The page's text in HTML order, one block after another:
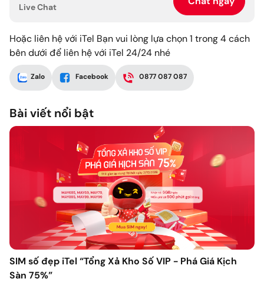
Live Chat
Hoặc liên hệ với iTel Bạn vui lòng lựa chọn 1 trong 4 cách
bên dưới để liên hệ với iTel 24/24 nhé
Zalo Facebook 0877 087 087
Bài viết nổi bật
SIM số đẹp iTel “Tổng Xả Kho Số VIP - Phá Giá Kịch
Sàn 75%”